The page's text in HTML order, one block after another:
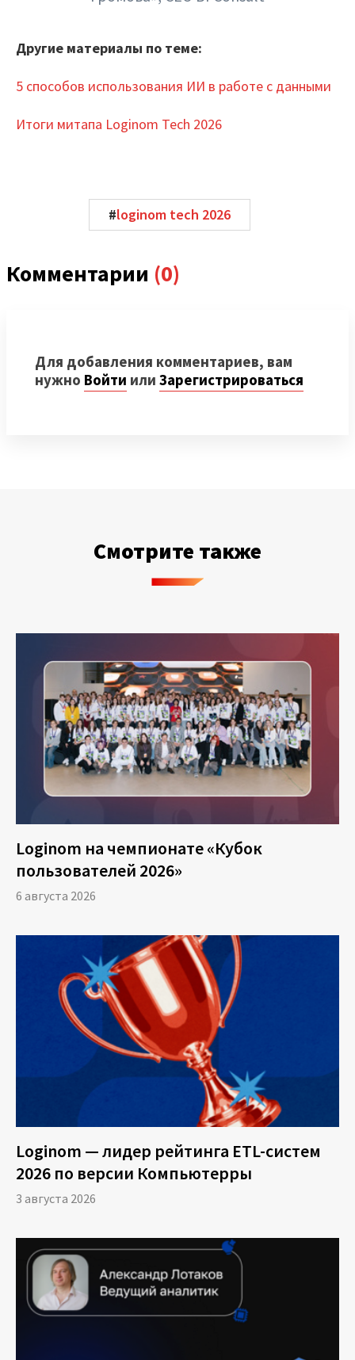
Платформа
Маркетплейс
Цены
Обучение
Блог
Другие материалы по теме:
5 способов использования ИИ в работе с данными
Итоги митапа Loginom Tech 2026
#loginom tech 2026
Комментарии (0)
Для добавления комментариев, вам
нужно Войти или Зарегистрироваться
Смотрите также
Loginom на чемпионате «Кубок
пользователей 2026»
6 августа 2026
Loginom — лидер рейтинга ETL-систем
2026 по версии Компьютерры
3 августа 2026